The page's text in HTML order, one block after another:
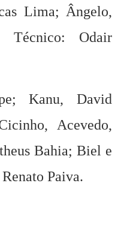
Lima; Ângelo,
Técnico: Odair
Kanu, David
Acevedo,
Bahia; Biel e
Paiva.